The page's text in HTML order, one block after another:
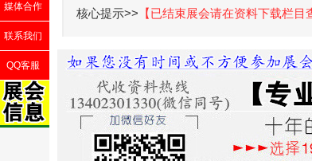
核心提示>> 【已结束展会请在资料下载栏
媒体合作
联系我们
QQ客服